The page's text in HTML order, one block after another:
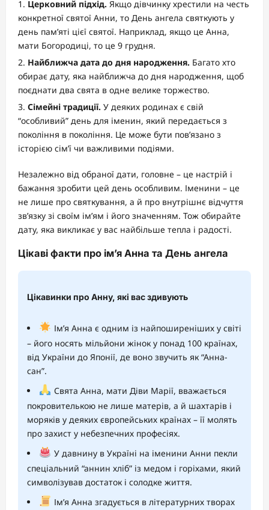
Церковний підхід. Якщо дівчинку хрестили на честь
конкретної святої Анни, то День ангела святкують у
день пам’яті цієї святої. Наприклад, якщо це Анна,
мати Богородиці, то це 9 грудня.
Найближча дата до дня народження. Багато хто
обирає дату, яка найближча до дня народження, щоб
поєднати два свята в одне велике торжество.
Сімейні традиції. У деяких родинах є свій
“особливий” день для іменин, який передається з
покоління в покоління. Це може бути пов’язано з
історією сім’ї чи важливими подіями.
Незалежно від обраної дати, головне – це настрій і
бажання зробити цей день особливим. Іменини – це
не лише про святкування, а й про внутрішнє відчуття
зв’язку зі своїм ім’ям і його значенням. Тож обирайте
дату, яка викликає у вас найбільше тепла і радості.
Цікаві факти про ім’я Анна та День ангела
Цікавинки про Анну, які вас здивують
Ім’я Анна є одним із найпоширеніших у світі
– його носять мільйони жінок у понад 100 країнах,
від України до Японії, де воно звучить як “Анна-
сан”.
Свята Анна, мати Діви Марії, вважається
покровителькою не лише матерів, а й шахтарів і
моряків у деяких європейських країнах – її молять
про захист у небезпечних професіях.
У давнину в Україні на іменини Анни пекли
спеціальний “аннин хліб” із медом і горіхами, який
символізував достаток і солодке життя.
Ім’я Анна згадується в літературних творах